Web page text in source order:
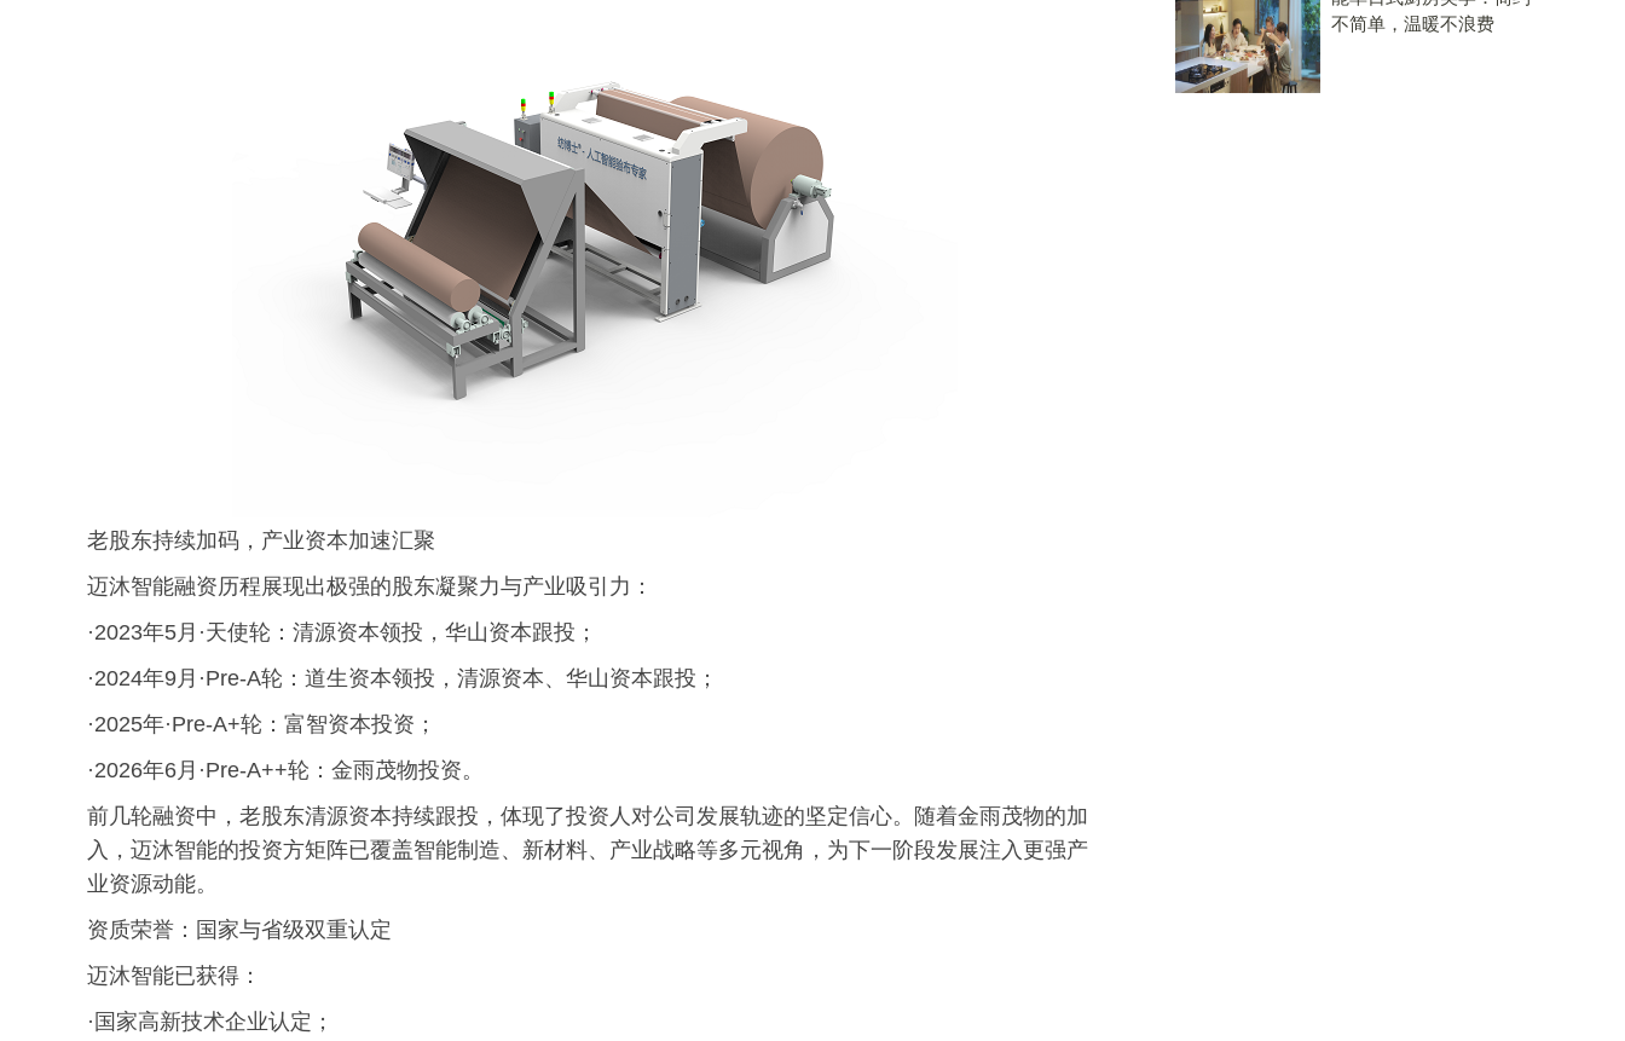
老股东持续加码，产业资本加速汇聚
迈沐智能融资历程展现出极强的股东凝聚力与产业吸引力：
·2023年5月·天使轮：清源资本领投，华山资本跟投；
·2024年9月·Pre-A轮：道生资本领投，清源资本、华山资本跟投；
·2025年·Pre-A+轮：富智资本投资；
·2026年6月·Pre-A++轮：金雨茂物投资。
前几轮融资中，老股东清源资本持续跟投，体现了投资人对公司发展轨迹的坚定信心。随着金雨茂物的加
入，迈沐智能的投资方矩阵已覆盖智能制造、新材料、产业战略等多元视角，为下一阶段发展注入更强产
业资源动能。
资质荣誉：国家与省级双重认定
迈沐智能已获得：
·国家高新技术企业认定；
不简单，温暖不浪费